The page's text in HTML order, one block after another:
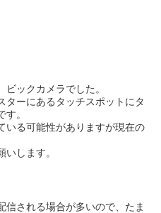
ックカメラでした。
ターにあるタッチスポットにタ
。
いる可能性がありますが現在の
します。
信される場合が多いので、たま